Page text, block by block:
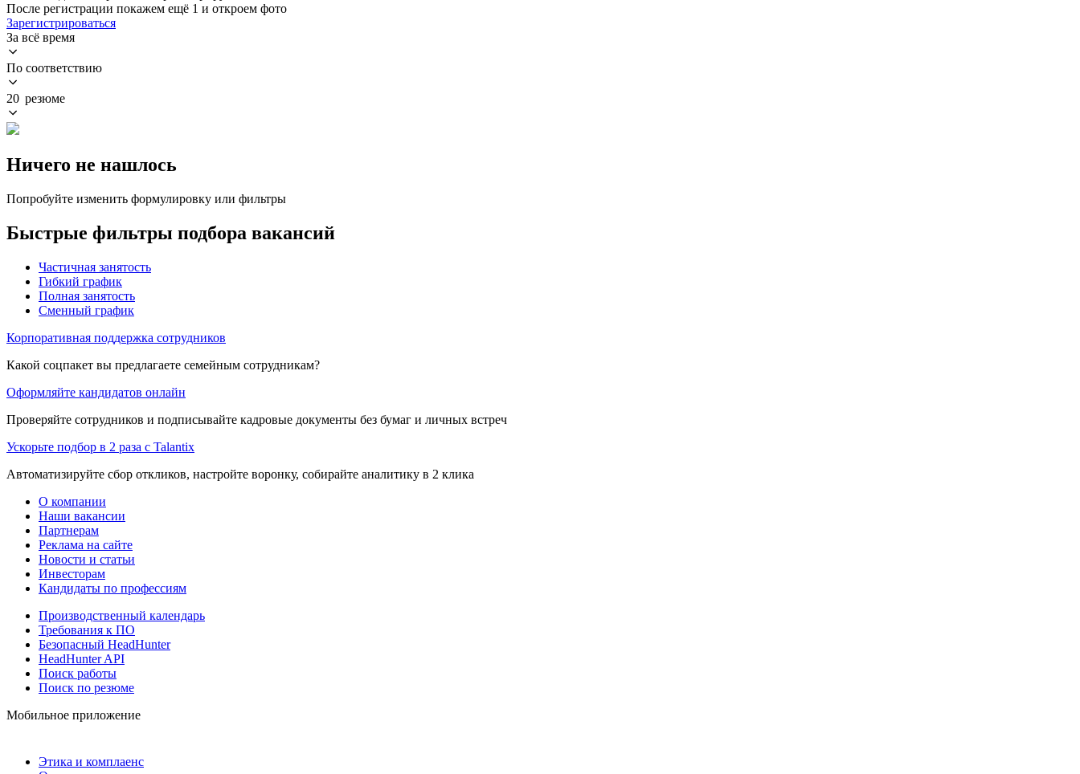
После регистрации покажем ещё 1 и откроем фото
Зарегистрироваться
За всё время
По соответствию
20 резюме
Ничего не нашлось
Попробуйте изменить формулировку или фильтры
Быстрые фильтры подбора вакансий
Частичная занятость
Гибкий график
Полная занятость
Сменный график
Корпоративная поддержка сотрудников
Какой соцпакет вы предлагаете семейным сотрудникам?
Оформляйте кандидатов онлайн
Проверяйте сотрудников и подписывайте кадровые документы без бумаг и личных встреч
Ускорьте подбор в 2 раза с Talantix
Автоматизируйте сбор откликов, настройте воронку, собирайте аналитику в 2 клика
О компании
Наши вакансии
Партнерам
Реклама на сайте
Новости и статьи
Инвесторам
Кандидаты по профессиям
Производственный календарь
Требования к ПО
Безопасный HeadHunter
HeadHunter API
Поиск работы
Поиск по резюме
Мобильное приложение
Этика и комплаенс